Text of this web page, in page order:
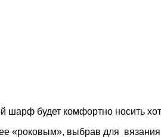
шарф будет комфортно носить
«роковым», выбрав для вязания